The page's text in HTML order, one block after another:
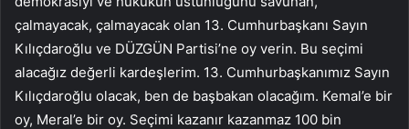
çalmayacak, çalmayacak olan 13. Cumhurbaşkanı Sayın
Kılıçdaroğlu ve DÜZGÜN Partisi’ne oy verin. Bu seçimi
alacağız değerli kardeşlerim. 13. Cumhurbaşkanımız Sayın
Kılıçdaroğlu olacak, ben de başbakan olacağım. Kemal’e bir
oy, Meral’e bir oy. Seçimi kazanır kazanmaz 100 bin